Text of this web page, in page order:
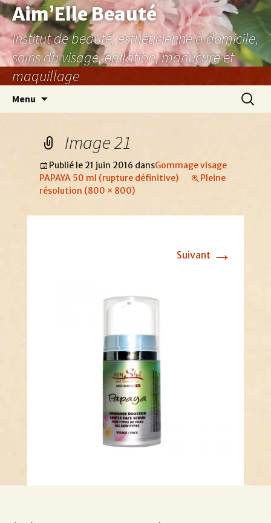
Aller
au
contenu
Aim’Elle Beauté
Institut de beauté, esthéticienne à domicile,
soins du visage, épilation, manucure et
maquillage
Menu
Image 21
Publié le 21 juin 2016 dansGommage visage
PAPAYA 50 ml (rupture définitive)
Pleine
résolution (800 × 800)
Suivant →